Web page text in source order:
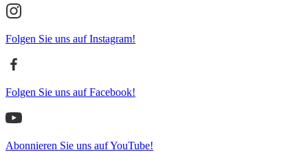
Folgen Sie uns auf Instagram!
Folgen Sie uns auf Facebook!
Abonnieren Sie uns auf YouTube!